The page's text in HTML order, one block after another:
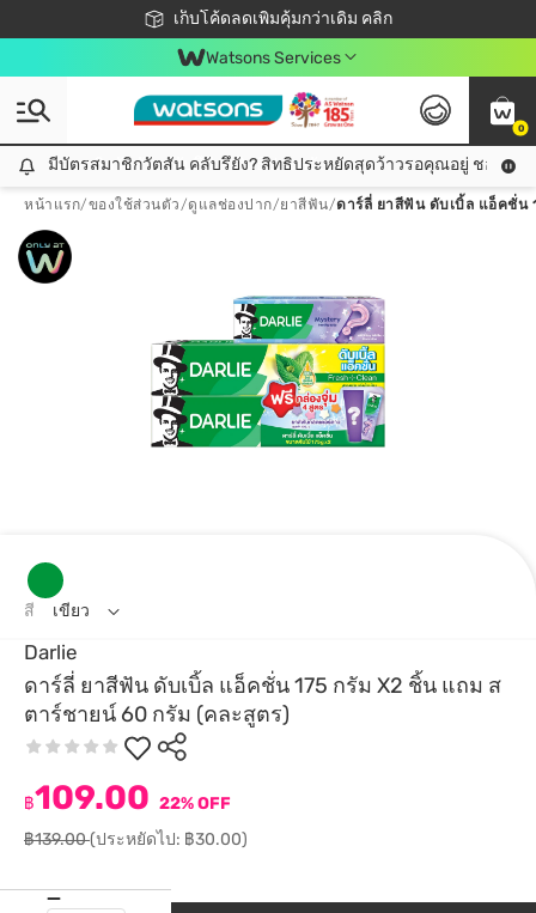
เก็บโค้ดลดเพิ่มคุ้มกว่าเดิม คลิก
ชอปออนไลน์ครั้งแรก ลดเพิ่มจุก ๆ 10%! 🎉
📦ส่งฟรี! เมื่อชอป 499฿
สมาชิกวัตสัน คลับดียังไง?
Watsons Services
0
มีบัตรสมาชิกวัตสัน คลับรึยัง? สิทธิประหยัดสุดว้าวรอคุณอยู่ ชอปคุ้มกว่าเดิม คลิก!
มีบัตรสมาชิกวัตสัน คลับรึยัง? สิทธิประหยัดสุดว้าวรอคุณอยู่ ชอปคุ้มก
หน้าแรก/ของใช้ส่วนตัว/ดูแลช่องปาก/ยาสีฟัน/ดาร์ลี่ ยาสีฟัน ดับเบิ้ล แอ็คชั่น
Darlie
ดาร์ลี่ ยาสีฟัน ดับเบิ้ล แอ็คชั่น 175 กรัม X2 ชิ้น แถม ส
ตาร์ชายน์ 60 กรัม (คละสูตร)
฿109.00 22% OFF
฿139.00(ประหยัดไป: ฿30.00)
สี เขียว